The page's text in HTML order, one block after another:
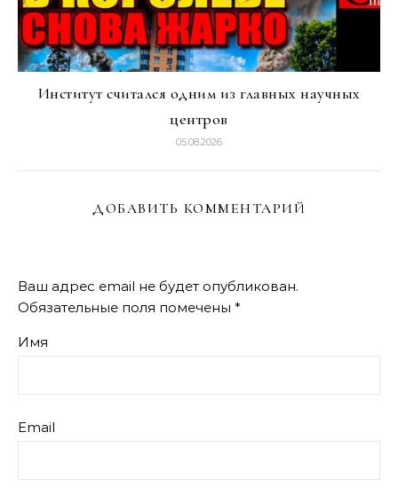
Институт считался одним из главных научных
центров
05.08.2026
ДОБАВИТЬ КОММЕНТАРИЙ
Ваш адрес email не будет опубликован.
Обязательные поля помечены *
Имя
Email